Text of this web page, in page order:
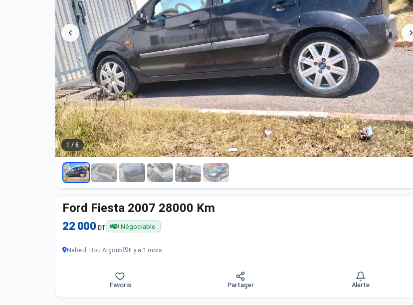
1 / 6
Ford Fiesta 2007 28000 Km
22 000 DT Négociable
Nabeul, Bou Argoub Il y a 1 mois
Favoris Partager Alerte